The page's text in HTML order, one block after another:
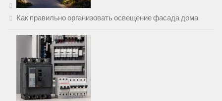
Как правильно организовать освещение фасада дома